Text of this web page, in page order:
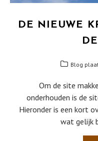
DE NIEUWE
Blog
Om de site
onderhouden is de
Hieronder is een kort
wat gelijk